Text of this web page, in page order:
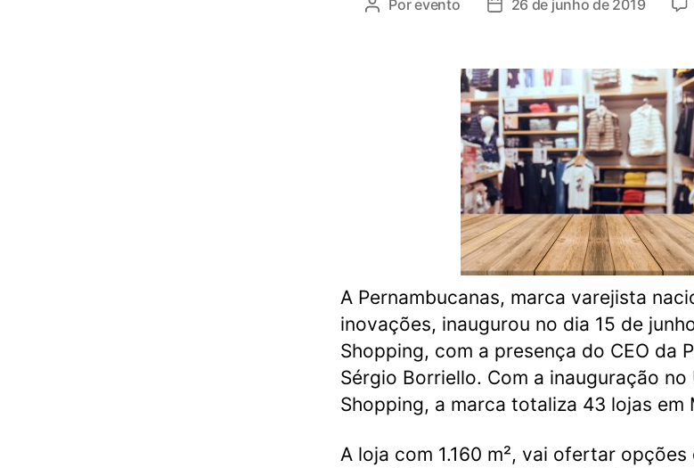
Porevento 26 de junho de 2019
A Pernambucanas, marca varejista
inovações, inaugurou no dia 15 de
Shopping, com a presença do CEO da
Sérgio Borriello. Com a inauguração no
Shopping, a marca totaliza 43 lojas em
A loja com 1.160 m², vai ofertar